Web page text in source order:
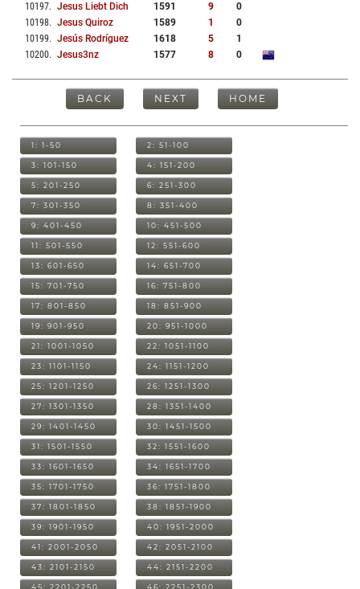
10197. Jesus Liebt Dich 1591 9
0
10198. Jesus Quiroz 1589 1
0
10199. Jesús Rodríguez 1618 5
1
10200. Jesus3nz 1577 8 0
BACK NEXT HOME
1: 1-50 2: 51-100
3: 101-150 4: 151-200
5: 201-250 6: 251-300
7: 301-350 8: 351-400
9: 401-450 10: 451-500
11: 501-550 12: 551-600
13: 601-650 14: 651-700
15: 701-750 16: 751-800
17: 801-850 18: 851-900
19: 901-950 20: 951-1000
21: 1001-1050 22: 1051-1100
23: 1101-1150 24: 1151-1200
25: 1201-1250 26: 1251-1300
27: 1301-1350 28: 1351-1400
29: 1401-1450 30: 1451-1500
31: 1501-1550 32: 1551-1600
33: 1601-1650 34: 1651-1700
35: 1701-1750 36: 1751-1800
37: 1801-1850 38: 1851-1900
39: 1901-1950 40: 1951-2000
41: 2001-2050 42: 2051-2100
43: 2101-2150 44: 2151-2200
45: 2201-2250 46: 2251-2300